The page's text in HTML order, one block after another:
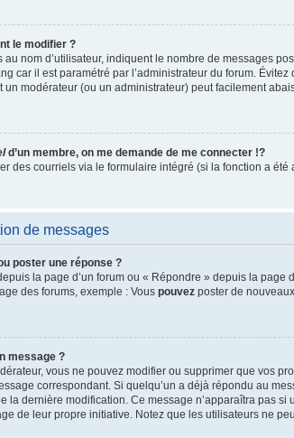
le modifier ?
nom d’utilisateur, indiquent le nombre de messages
car il est paramétré par l’administrateur du forum.
modérateur (ou un administrateur) peut facilement
d’un membre, on me demande de me connecter !?
des courriels via le formulaire intégré (si la fonction a
de messages
poster une réponse ?
la page d’un forum ou « Répondre » depuis la
des forums, exemple : Vous pouvez poster de
message ?
vous ne pouvez modifier ou supprimer que vos
correspondant. Si quelqu’un a déjà répondu au
la dernière modification. Ce message n’apparaîtra pas
de leur propre initiative. Notez que les utilisateurs ne